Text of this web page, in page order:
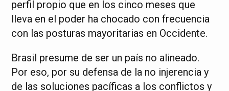
perfil propio que en los cinco meses que
lleva en el poder ha chocado con frecuencia
con las posturas mayoritarias en Occidente.
Brasil presume de ser un país no alineado.
Por eso, por su defensa de la no injerencia y
de las soluciones pacíficas a los conflictos y